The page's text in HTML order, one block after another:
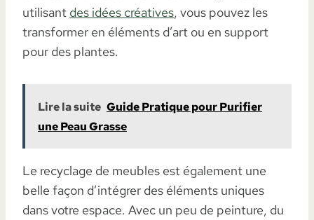
utilisant des idées créatives, vous pouvez les
transformer en éléments d’art ou en support
pour des plantes.
Lire la suite Guide Pratique pour Purifier
une Peau Grasse
Le recyclage de meubles est également une
belle façon d’intégrer des éléments uniques
dans votre espace. Avec un peu de peinture, du